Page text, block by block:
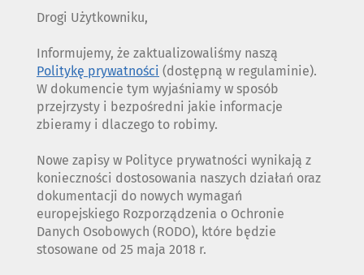
Drogi Użytkowniku,
Informujemy, że zaktualizowaliśmy naszą
Politykę prywatności (dostępną w regulaminie).
W dokumencie tym wyjaśniamy w sposób
przejrzysty i bezpośredni jakie informacje
zbieramy i dlaczego to robimy.
Nowe zapisy w Polityce prywatności wynikają z
konieczności dostosowania naszych działań oraz
dokumentacji do nowych wymagań
europejskiego Rozporządzenia o Ochronie
Danych Osobowych (RODO), które będzie
stosowane od 25 maja 2018 r.